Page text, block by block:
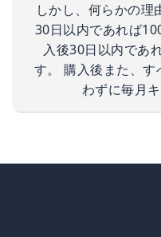
しかし、何らかの
30日以内であれば
入後30日以内であ
す。 購入後また、
わずに毎月